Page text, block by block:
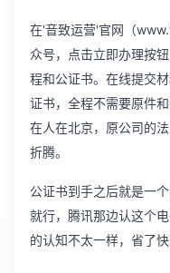
在'音致运营'官网（
众号，点击立即办理按
程和公证书。在线提交
证书，全程不需要原件
在人在北京，原公司的
折腾。
公证书到手之后就是一
就行，腾讯那边认这个
的认知不太一样，省了快